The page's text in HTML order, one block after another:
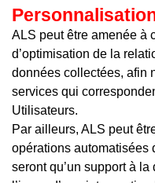
ALS peut être amenée à
d’optimisation de la
données collectées, afin
services qui
Utilisateurs.
Par ailleurs, ALS peut
opérations automatisées
seront qu’un support à